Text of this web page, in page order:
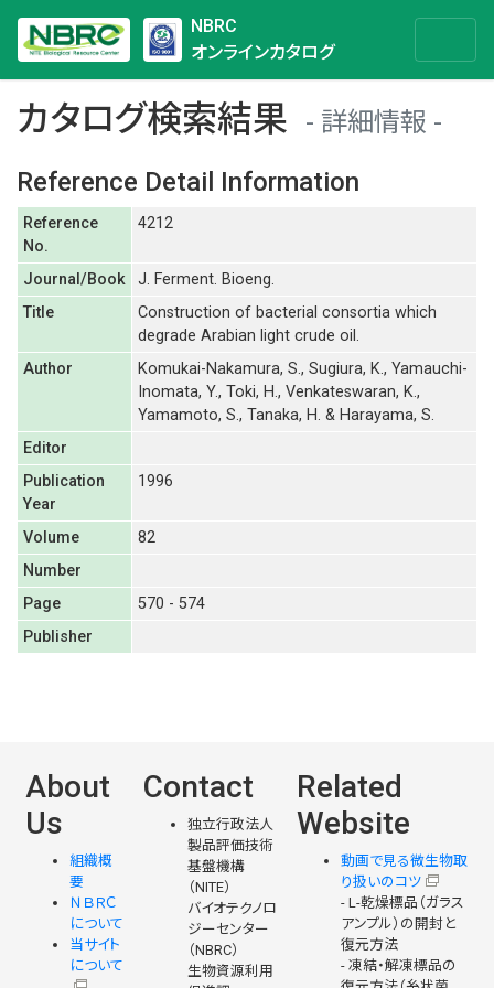
NBRC
オンラインカタログ
カタログ検索結果
詳細情報
Reference Detail Information
Reference
No.
4212
Journal/Book
J. Ferment. Bioeng.
Title
Construction of bacterial consortia which
degrade Arabian light crude oil.
Author
Komukai-Nakamura, S., Sugiura, K., Yamauchi-
Inomata, Y., Toki, H., Venkateswaran, K.,
Yamamoto, S., Tanaka, H. & Harayama, S.
Editor
Publication
Year
1996
Volume
82
Number
Page
570 - 574
Publisher
About
Us
組織概
要
ＮＢＲＣ
について
当サイト
について
Contact
独立行政法人
製品評価技術
基盤機構
（NITE）
バイオテクノロ
ジーセンター
（NBRC）
生物資源利用
Related
Website
動画で見る微生物取
り扱いのコツ
- L-乾燥標品（ガラス
アンプル）の開封と
復元方法
- 凍結・解凍標品の